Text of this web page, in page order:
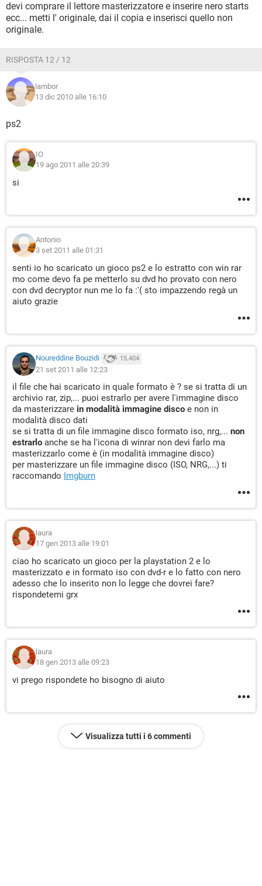
devi comprare il lettore masterizzatore e inserire nero starts
ecc... metti l' originale, dai il copia e inserisci quello non
originale.
RISPOSTA 12 / 12
lambor
13 dic 2010 alle 16:10
ps2
IO
19 ago 2011 alle 20:39
si
Antonio
3 set 2011 alle 01:31
senti io ho scaricato un gioco ps2 e lo estratto con win rar
mo come devo fa pe metterlo su dvd ho provato con nero
con dvd decryptor nun me lo fa :'( sto impazzendo regà un
aiuto grazie
Noureddine Bouzidi 15.404
21 set 2011 alle 12:23
il file che hai scaricato in quale formato è ? se si tratta di un
archivio rar, zip,... puoi estrarlo per avere l'immagine disco
da masterizzare in modalità immagine disco e non in
modalità disco dati
se si tratta di un file immagine disco formato iso, nrg,... non
estrarlo anche se ha l'icona di winrar non devi farlo ma
masterizzarlo come è (in modalità immagine disco)
per masterizzare un file immagine disco (ISO, NRG,...) ti
raccomando Imgburn
laura
17 gen 2013 alle 19:01
ciao ho scaricato un gioco per la playstation 2 e lo
masterizzato e in formato iso con dvd-r e lo fatto con nero
adesso che lo inserito non lo legge che dovrei fare?
rispondetemi grx
laura
18 gen 2013 alle 09:23
vi prego rispondete ho bisogno di aiuto
Visualizza tutti i 6 commenti